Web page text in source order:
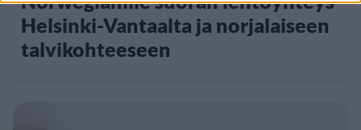
Helsinki-Vantaalta ja norjalaiseen
talvikohteeseen